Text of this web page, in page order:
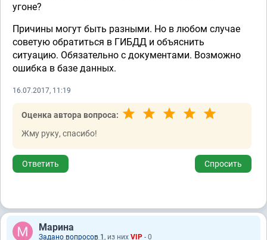
угоне?
Причины могут быть разными. Но в любом случае
советую обратиться в ГИБДД и объяснить
ситуацию. Обязательно с документами. Возможно
ошибка в базе данных.
16.07.2017, 11:19
Оценка автора вопроса:
Жму руку, спасибо!
Ответить Спросить
Марина
Задано вопросов 1 , из них VIP - 0